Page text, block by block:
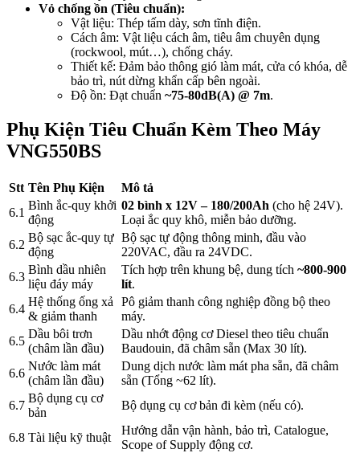
Vỏ chống ồn (Tiêu chuẩn):
Vật liệu: Thép tấm dày, sơn tĩnh điện.
Cách âm: Vật liệu cách âm, tiêu âm chuyên dụng
(rockwool, mút…), chống cháy.
Thiết kế: Đảm bảo thông gió làm mát, cửa có khóa, dễ
bảo trì, nút dừng khẩn cấp bên ngoài.
Độ ồn: Đạt chuẩn ~75-80dB(A) @ 7m.
Phụ Kiện Tiêu Chuẩn Kèm Theo Máy
VNG550BS
Stt Tên Phụ Kiện
Mô tả
6.1
Bình ắc-quy khởi
động
02 bình x 12V – 180/200Ah (cho hệ 24V).
Loại ắc quy khô, miễn bảo dưỡng.
6.2
Bộ sạc ắc-quy tự
động
Bộ sạc tự động thông minh, đầu vào
220VAC, đầu ra 24VDC.
6.3
Bình dầu nhiên
liệu đáy máy
Tích hợp trên khung bệ, dung tích ~800-900
lít.
6.4
Hệ thống ống xả
& giảm thanh
Pô giảm thanh công nghiệp đồng bộ theo
máy.
6.5
Dầu bôi trơn
(châm lần đầu)
Dầu nhớt động cơ Diesel theo tiêu chuẩn
Baudouin, đã châm sẵn (Max 30 lít).
6.6
Nước làm mát
(châm lần đầu)
Dung dịch nước làm mát pha sẵn, đã châm
sẵn (Tổng ~62 lít).
6.7
Bộ dụng cụ cơ
bản
Bộ dụng cụ cơ bản đi kèm (nếu có).
6.8 Tài liệu kỹ thuật
Hướng dẫn vận hành, bảo trì, Catalogue,
Scope of Supply động cơ.